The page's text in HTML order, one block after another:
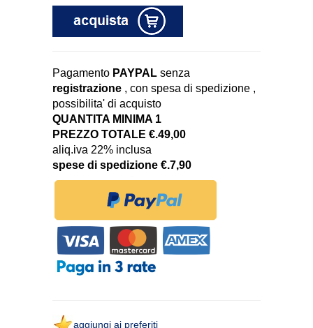
Pagamento PAYPAL senza
registrazione , con spesa di spedizione ,
possibilita' di acquisto
QUANTITA MINIMA 1
PREZZO TOTALE €.49,00
aliq.iva 22% inclusa
spese di spedizione €.7,90
aggiungi ai preferiti